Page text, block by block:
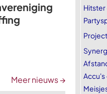
Meer nieuws →
Hitster
Accu's